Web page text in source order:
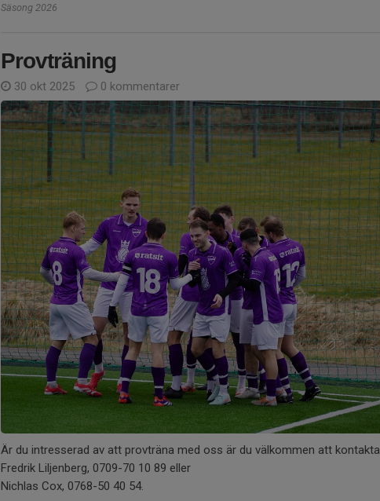
Säsong 2026
Provträning
30 okt 2025 0 kommentarer
Är du intresserad av att provträna med oss är du välkommen att kontakta
Fredrik Liljenberg, 0709-70 10 89 eller
Nichlas Cox, 0768-50 40 54.